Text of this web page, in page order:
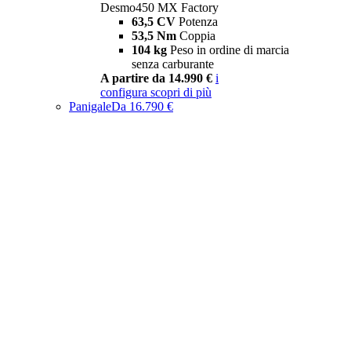
Desmo450 MX Factory
63,5 CV Potenza
53,5 Nm Coppia
104 kg Peso in ordine di marcia
senza carburante
A partire da 14.990 € i
configura scopri di più
PanigaleDa 16.790 €